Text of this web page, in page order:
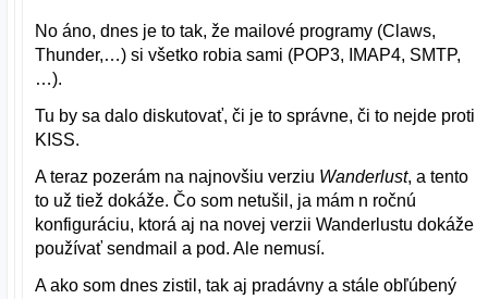
No áno, dnes je to tak, že mailové programy (Claws,
Thunder,…) si všetko robia sami (POP3, IMAP4, SMTP,
…).
Tu by sa dalo diskutovať, či je to správne, či to nejde proti
KISS.
A teraz pozerám na najnovšiu verziu Wanderlust, a tento
to už tiež dokáže. Čo som netušil, ja mám n ročnú
konfiguráciu, ktorá aj na novej verzii Wanderlustu dokáže
používať sendmail a pod. Ale nemusí.
A ako som dnes zistil, tak aj pradávny a stále obľúbený